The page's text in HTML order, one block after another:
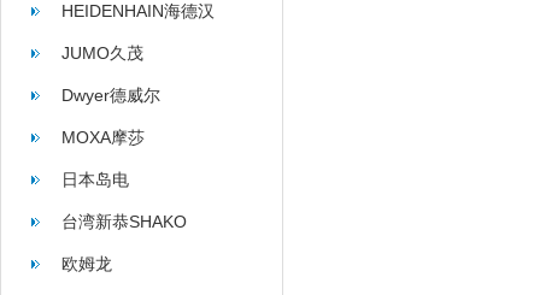
HEIDENHAIN海德汉
JUMO久茂
Dwyer德威尔
MOXA摩莎
日本岛电
台湾新恭SHAKO
欧姆龙